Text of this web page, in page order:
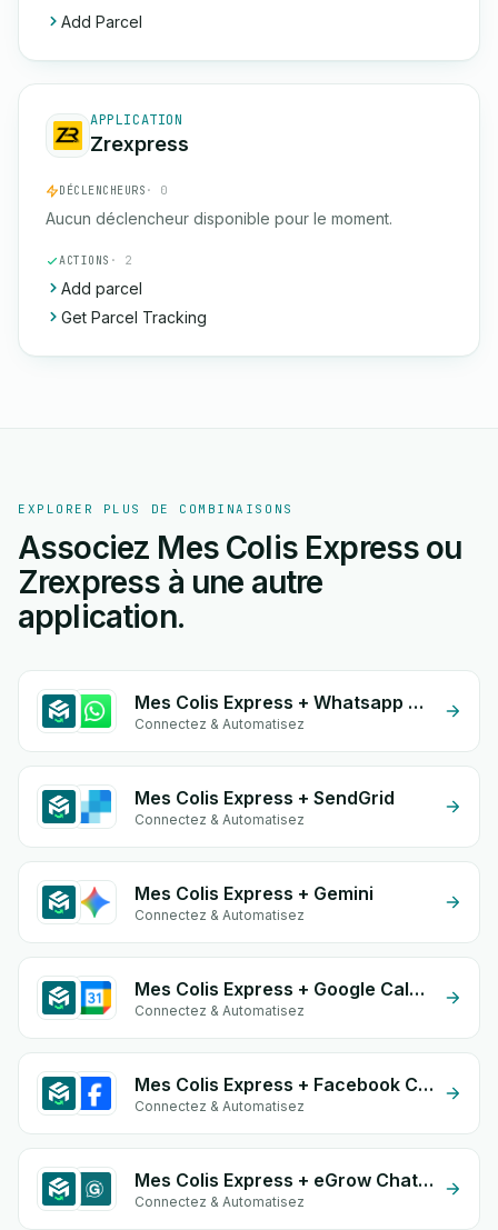
Add Parcel
APPLICATION
Zrexpress
DÉCLENCHEURS · 0
Aucun déclencheur disponible pour le moment.
ACTIONS · 2
Add parcel
Get Parcel Tracking
EXPLORER PLUS DE COMBINAISONS
Associez Mes Colis Express ou
Zrexpress à une autre
application.
Mes Colis Express + Whatsapp API
Connectez & Automatisez
Mes Colis Express + SendGrid
Connectez & Automatisez
Mes Colis Express + Gemini
Connectez & Automatisez
Mes Colis Express + Google Calendar
Connectez & Automatisez
Mes Colis Express + Facebook Conversion API (CAPI)
Connectez & Automatisez
Mes Colis Express + eGrow Chat Widget
Connectez & Automatisez